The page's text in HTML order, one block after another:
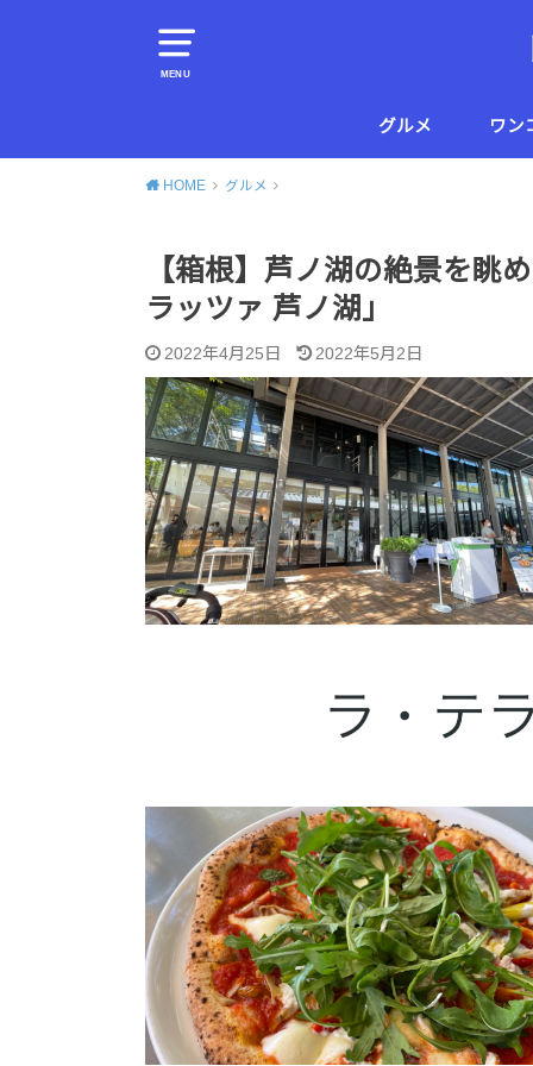
MENU
グルメ ワン
HOME グルメ
【箱根】芦ノ湖の絶景を眺
ラッツァ 芦ノ湖」
2022年4月25日 2022年5月2日